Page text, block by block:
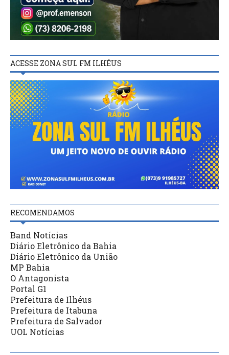
ACESSE ZONA SUL FM ILHÉUS
RECOMENDAMOS
Band Notícias
Diário Eletrônico da Bahia
Diário Eletrônico da União
MP Bahia
O Antagonista
Portal G1
Prefeitura de Ilhéus
Prefeitura de Itabuna
Prefeitura de Salvador
UOL Notícias